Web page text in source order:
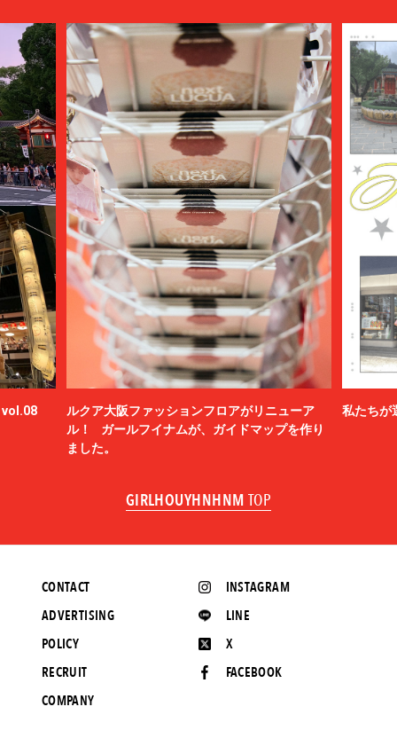
vol.08
ルクア大阪ファッションフロアがリニューア
ル！ ガールフイナムが、ガイドマップを作り
ました。
私たちが
GIRLHOUYHNHNM TOP
INSTAGRAM
LINE
X
FACEBOOK
CONTACT
ADVERTISING
POLICY
RECRUIT
COMPANY